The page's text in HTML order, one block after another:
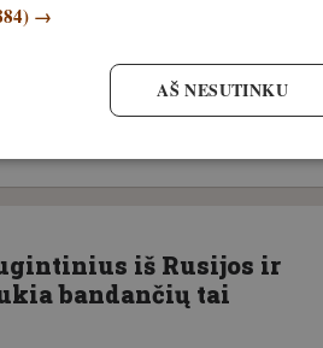
ir Baltarusijos vis dar
kad ES
sumažins
iš Rusijos ir
bandančių tai
→
AŠ NESUTINKU